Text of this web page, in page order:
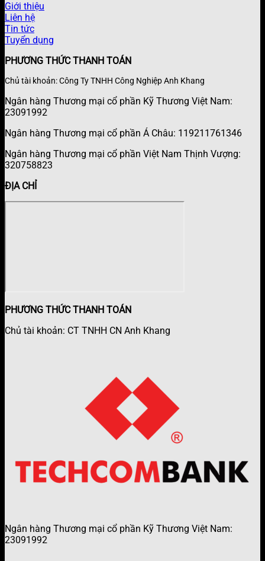
Giới thiệu
Liên hệ
Tin tức
Tuyển dụng
PHƯƠNG THỨC THANH TOÁN
Chủ tài khoản: Công Ty TNHH Công Nghiệp Anh Khang
Ngân hàng Thương mại cổ phần Kỹ Thương Việt Nam:
23091992
Ngân hàng Thương mại cổ phần Á Châu: 119211761346
Ngân hàng Thương mại cổ phần Việt Nam Thịnh Vượng:
320758823
ĐỊA CHỈ
PHƯƠNG THỨC THANH TOÁN
Chủ tài khoản: CT TNHH CN Anh Khang
Ngân hàng Thương mại cổ phần Kỹ Thương Việt Nam:
23091992